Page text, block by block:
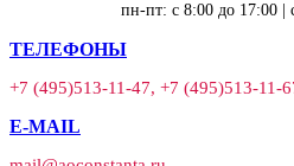
пн-пт: с 8:00 до 17:00 |
ТЕЛЕФОНЫ
+7 (495)513-11-47, +7 (495)513-11-
E-MAIL